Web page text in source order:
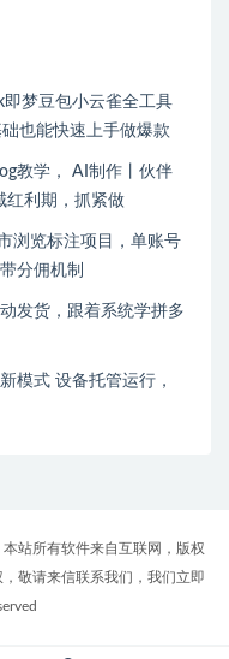
即梦豆包小云雀全工具
也能快速上手做爆款
教学， AI制作丨伙伴
红利期，抓紧做
浏览标注项目，单账号
分佣机制
发货，跟着系统学拼多
模式 设备托管运行，
站所有软件来自互联网，版权
敬请来信联系我们，我们立即